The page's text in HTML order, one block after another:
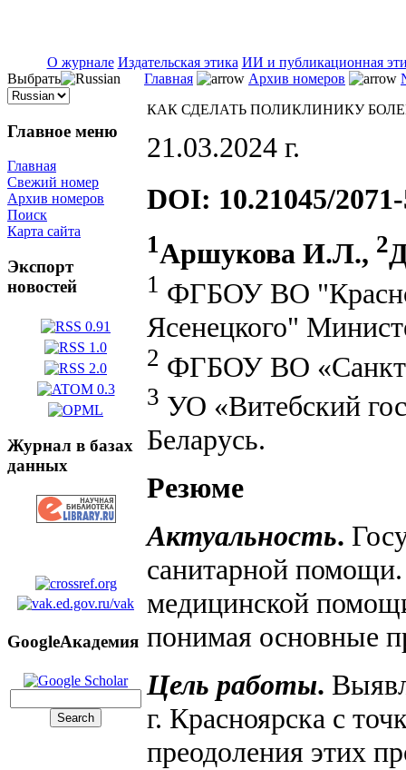
О журнале Издательская этика ИИ и публикационная
Выбрать
Главное меню
Главная
Свежий номер
Архив номеров
Поиск
Карта сайта
Экспорт
новостей
Журнал в базах
данных
GoogleАкадемия
Главная Архив номеров
КАК СДЕЛАТЬ ПОЛИКЛИНИКУ
21.03.2024 г.
DOI: 10.21045/
1Аршукова И.Л., 2
1 ФГБОУ ВО
Ясенецкого"
2 ФГБОУ ВО «Санкт-
3 УО «Витебский
Беларусь.
Резюме
Актуальность.
санитарной помощи.
медицинской
понимая основные
Цель работы.
г. Красноярска с
преодоления этих